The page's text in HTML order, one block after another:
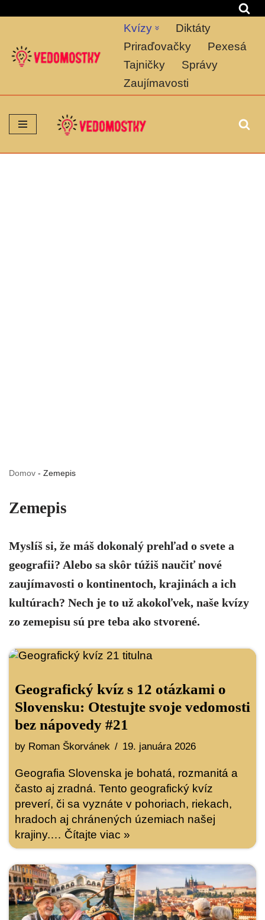
na
obsah
Kvízy
Diktáty
Priraďovačky
Pexesá
Tajničky
Správy
Zaujímavosti
Domov - Zemepis
Zemepis
Myslíš si, že máš dokonalý prehľad o svete a
geografii? Alebo sa skôr túžiš naučiť nové
zaujímavosti o kontinentoch, krajinách a ich
kultúrach? Nech je to už akokoľvek, naše kvízy
zo zemepisu sú pre teba ako stvorené.
Geografický kvíz s 12 otázkami o
Slovensku: Otestujte svoje vedomosti
bez nápovedy #21
by Roman Škorvánek 19. januára 2026
Geografia Slovenska je bohatá, rozmanitá a
často aj zradná. Tento geografický kvíz
preverí, či sa vyznáte v pohoriach, riekach,
hradoch aj chránených územiach našej
krajiny.… Čítajte viac »